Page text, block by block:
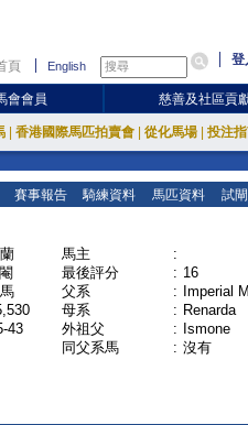
頁 English 登
會會員 慈善及社區貢
香港國際馬匹拍賣會 從化馬場 投注
賽事報告 騎練資料 馬匹資料 試
43
馬主
:
最後評分
: 16
父系
:
Imperial
母系
: Renarda
外祖父
:
Ismone
同父系馬
: 沒有